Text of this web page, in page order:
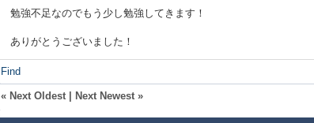
勉強不足なのでもう少し勉強してきます！
ありがとうございました！
Find
« Next Oldest Next Newest »